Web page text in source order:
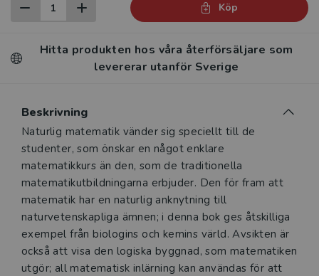
Köp
Hitta produkten hos våra återförsäljare som
levererar utanför Sverige
Beskrivning
Beskrivning
Naturlig matematik vänder sig speciellt till de
studenter, som önskar en något enklare
matematikkurs än den, som de traditionella
matematikutbildningarna erbjuder. Den för fram att
matematik har en naturlig anknytning till
naturvetenskapliga ämnen; i denna bok ges åtskilliga
exempel från biologins och kemins värld. Avsikten är
också att visa den logiska byggnad, som matematiken
utgör; all matematisk inlärning kan användas för att